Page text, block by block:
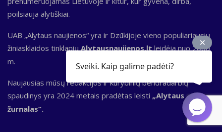
poilsiauja alytiškiai.
UAB „Alytaus naujienos“ yra ir Dzūkijoje vieno populiariausių
žiniasklaidos tinklapių Alytausnaujienos.lt leidėja nuo 2000
m.
Naujausias mūsų redakcijos ir kūrybinių bendradarbių
spaudinys yra 2024 metais pradėtas leisti „Alytaus
žurnalas“.
Sveiki. Kaip galime padėti?